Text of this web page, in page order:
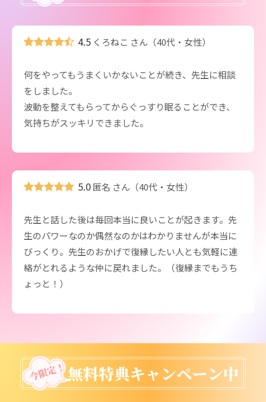
4.5 くろねこ さん（40代・女性）
何をやってもうまくいかないことが続き、先生に相談
をしました。
波動を整えてもらってからぐっすり眠ることができ、
気持ちがスッキリできました。
5.0匿名 さん（40代・女性）
先生と話した後は毎回本当に良いことが起きます。先
生のパワーなのか偶然なのかはわかりませんが本当に
びっくり。先生のおかげで復縁したい人とも気軽に連
絡がとれるような仲に戻れました。（復縁までもうち
ょっと！）